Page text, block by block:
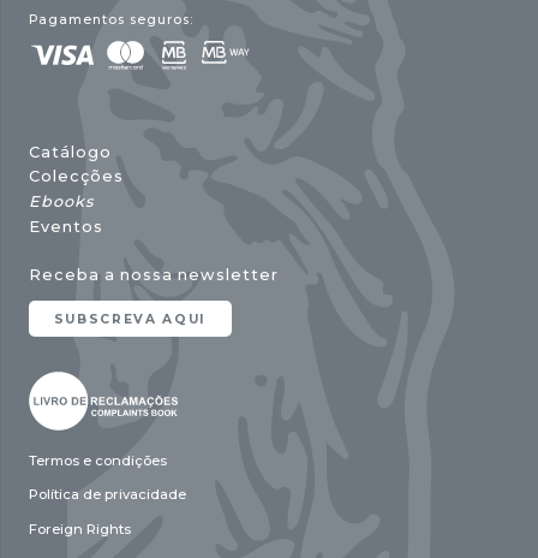
Pagamentos seguros:
Catálogo
Colecções
Ebooks
Eventos
Receba a nossa newsletter
SUBSCREVA AQUI
Termos e condições
Política de privacidade
Foreign Rights